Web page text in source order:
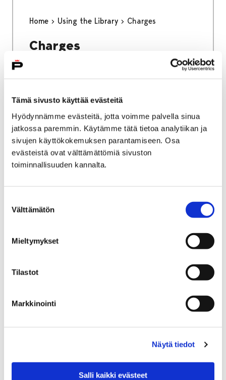
Tämä sivusto käyttää evästeitä
Hyödynnämme evästeitä, jotta voimme palvella sinua
jatkossa paremmin. Käytämme tätä tietoa analytiikan ja
sivujen käyttökokemuksen parantamiseen. Osa
evästeistä ovat välttämättömiä sivuston
toiminnallisuuden kannalta.
valinta
Välttämätön
Mieltymykset
Tilastot
Markkinointi
Näytä tiedot
Salli kaikki evästeet
Home Using the Library Charges
Charges
Home
Using the Library
Using the Self-Service Library
Using the Self-Service
Home
Using the Library
Borrowing, Returning and
Reserving
Opening Hours and Contact